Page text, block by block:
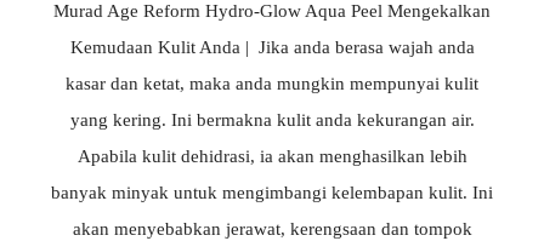
Murad Age Reform Hydro-Glow Aqua Peel Mengekalkan
Kemudaan Kulit Anda | Jika anda berasa wajah anda
kasar dan ketat, maka anda mungkin mempunyai kulit
yang kering. Ini bermakna kulit anda kekurangan air.
Apabila kulit dehidrasi, ia akan menghasilkan lebih
banyak minyak untuk mengimbangi kelembapan kulit. Ini
akan menyebabkan jerawat, kerengsaan dan tompok